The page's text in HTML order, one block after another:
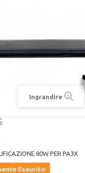
Ingrandire
80W PER PA3X
Esaurito